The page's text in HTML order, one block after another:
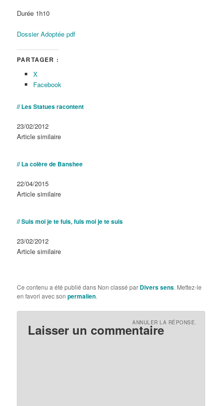
Durée 1h10
Dossier Adoptée pdf
PARTAGER :
X
Facebook
// Les Statues racontent
Date
23/02/2012
Par rapport à
Article similaire
// La colère de Banshee
Date
22/04/2015
Par rapport à
Article similaire
// Suis moi je te fuis, fuis moi je te suis
Date
23/02/2012
Par rapport à
Article similaire
Ce contenu a été publié dans Non classé par Divers sens. Mettez-le
en favori avec sonpermalien.
Laisser un commentaireANNULER LA RÉPONSE.